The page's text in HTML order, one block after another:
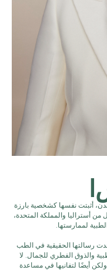
ا
أثبتت نفسها كشخصية بارزة
أستراليا والمملكة المتحدة،
لممارستها.
رسالتها الحقيقية في الطب
والذوق الفطري للجمال. لا
أيضًا لتفانيها في مساعدة